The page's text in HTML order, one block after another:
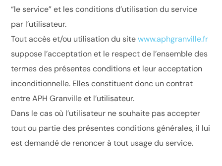
“le service” et les conditions d’utilisation du service
par l’utilisateur.
Tout accès et/ou utilisation du sitewww.aphgranville.fr
suppose l’acceptation et le respect de l’ensemble des
termes des présentes conditions et leur acceptation
inconditionnelle. Elles constituent donc un contrat
entre APH Granville et l’utilisateur.
Dans le cas où l’utilisateur ne souhaite pas accepter
tout ou partie des présentes conditions générales, il lui
est demandé de renoncer à tout usage du service.